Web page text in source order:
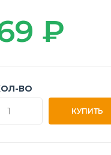
₽
ВО